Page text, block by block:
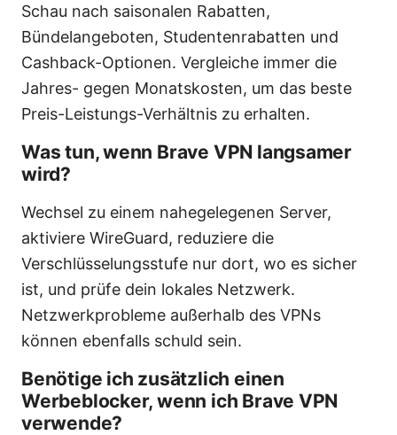
Schau nach saisonalen Rabatten,
Bündelangeboten, Studentenrabatten und
Cashback-Optionen. Vergleiche immer die
Jahres- gegen Monatskosten, um das beste
Preis-Leistungs-Verhältnis zu erhalten.
Was tun, wenn Brave VPN langsamer
wird?
Wechsel zu einem nahegelegenen Server,
aktiviere WireGuard, reduziere die
Verschlüsselungsstufe nur dort, wo es sicher
ist, und prüfe dein lokales Netzwerk.
Netzwerkprobleme außerhalb des VPNs
können ebenfalls schuld sein.
Benötige ich zusätzlich einen
Werbeblocker, wenn ich Brave VPN
verwende?